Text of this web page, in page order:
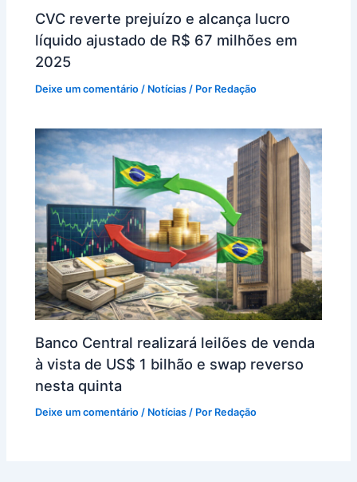
CVC reverte prejuízo e alcança lucro
líquido ajustado de R$ 67 milhões em
2025
Deixe um comentário / Notícias / Por Redação
Banco Central realizará leilões de venda
à vista de US$ 1 bilhão e swap reverso
nesta quinta
Deixe um comentário / Notícias / Por Redação